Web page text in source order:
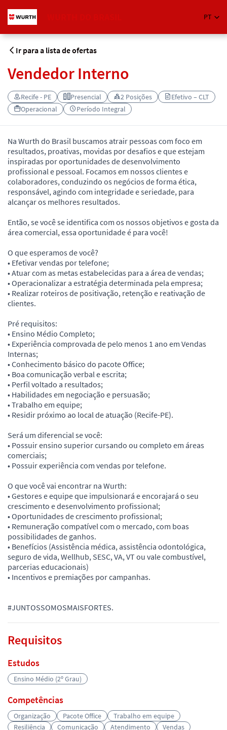
PT
Ir para a lista de ofertas
Vendedor Interno
Recife - PE Presencial 2 Posições
Efetivo – CLT
Operacional
Período Integral
Na Wurth do Brasil buscamos atrair pessoas com foco em
resultados, proativas, movidas por desafios e que estejam
inspiradas por oportunidades de desenvolvimento
profissional e pessoal. Focamos em nossos clientes e
colaboradores, conduzindo os negócios de forma ética,
responsável, agindo com integridade e seriedade, para
alcançar os melhores resultados.
Então, se você se identifica com os nossos objetivos e gosta da
área comercial, essa oportunidade é para você!
O que esperamos de você?
• Efetivar vendas por telefone;
• Atuar com as metas estabelecidas para a área de vendas;
• Operacionalizar a estratégia determinada pela empresa;
• Realizar roteiros de positivação, retenção e reativação de
clientes.
Pré requisitos:
• Ensino Médio Completo;
• Experiência comprovada de pelo menos 1 ano em Vendas
Internas;
• Conhecimento básico do pacote Office;
• Boa comunicação verbal e escrita;
• Perfil voltado a resultados;
• Habilidades em negociação e persuasão;
• Trabalho em equipe;
• Residir próximo ao local de atuação (Recife-PE).
Será um diferencial se você:
• Possuir ensino superior cursando ou completo em áreas
comerciais;
• Possuir experiência com vendas por telefone.
O que você vai encontrar na Wurth:
• Gestores e equipe que impulsionará e encorajará o seu
crescimento e desenvolvimento profissional;
• Oportunidades de crescimento profissional;
• Remuneração compatível com o mercado, com boas
possibilidades de ganhos.
• Benefícios (Assistência médica, assistência odontológica,
seguro de vida, Wellhub, SESC, VA, VT ou vale combustível,
parcerias educacionais)
• Incentivos e premiações por campanhas.
#JUNTOSSOMOSMAISFORTES.
Requisitos
Estudos
Ensino Médio (2º Grau)
Competências
Organização Pacote Office
Trabalho em equipe
Resiliência
Comunicação Atendimento
Vendas